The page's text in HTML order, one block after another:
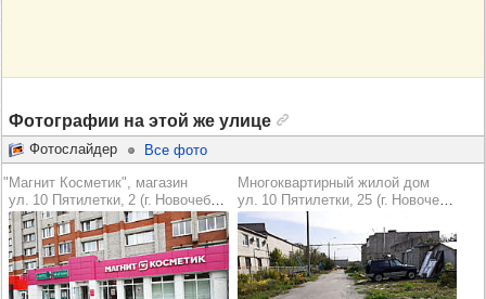
Фотографии на этой же улице
Фотослайдер
Все фото
"Магнит Косметик", магазин
ул. 10 Пятилетки, 2 (г. Новочебоксарск)
Многоквартирный жилой дом
ул. 10 Пятилетки, 25 (г. Новочебоксарск)